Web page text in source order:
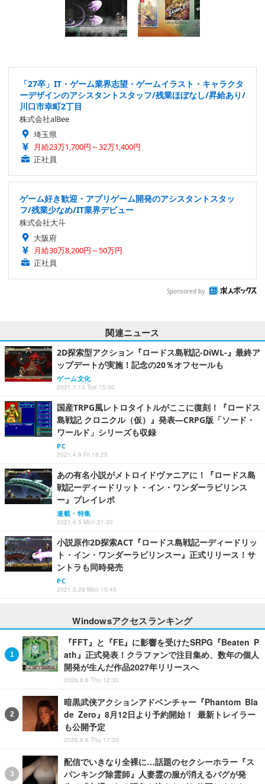
「27卒」IT・ゲーム業界志望・ゲームイラスト・キャラクタ
ーデザインのアシスタントスタッフ/残業ほぼなし/昇給あり/
川口市幸町2丁目
株式会社alBee
埼玉県
月給23万1,700円～32万1,400円
正社員
ゲーム好き歓迎・アプリゲーム開発のアシスタントスタッ
フ/残業少なめ/IT業界デビュー
株式会社大斗
大阪府
月給30万8,200円～50万円
正社員
Sponsored by
関連ニュース
2D探索型アクション『ロードス島戦記-DiWL-』最終ア
ップデートが実施！記念の20％オフセールも
ゲーム文化
2021.7.13 Tue 15:00
国産TRPG風レトロタイトルがここに復刻！『ロードス
島戦記 クロニクル（仮）』発表―CRPG版「ソード・
ワールド」シリーズも収録
PC
2021.4.9 Fri 18:25
あの有名小説がメトロイドヴァニアに！『ロードス島
戦記ーディードリット・イン・ワンダーラビリンス
ー』プレイレポ
連載・特集
2021.4.5 Mon 21:30
小説原作2D探索ACT『ロードス島戦記ーディードリッ
ト・イン・ワンダーラビリンスー』正式リリース！サ
ントラも同時発売
PC
2021.3.29 Mon 15:45
Windowsアクセスランキング
『FFT』と『FE』に影響を受けたSRPG『Beaten P
ath』正式発表！クラファンで注目集め、数年の個人
開発が生んだ作品2027年リリースへ
2026.8.6 Thu 12:30
暗黒武侠アクションアドベンチャー『Phantom Bla
de Zero』8月12日より予約開始！ 最新トレイラー
も公開予定
2026.8.6 Thu 17:30
配信でいきなり全裸に…話題のセクシーホラー『ス
パンキング除霊師』人妻霊の服が消えるバグが発